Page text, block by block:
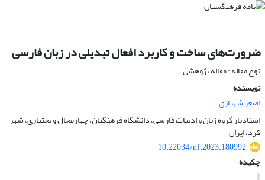
ضرورت‌های ساخت و کاربرد افعال تبدیلی در زبان فارسی
نوع مقاله : مقاله پژوهشی
نویسنده
اصغر شهبازی
استادیار گروه زبان و ادبیات فارسی، دانشگاه فرهنگیان، چهارمحال و بختیاری، شهر
کرد، ایران
10.22034/nf.2023.180992
چکیده